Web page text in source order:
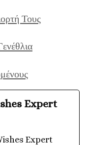
Τους
Expert
Expert